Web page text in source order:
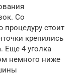
Со
стоит
крепились
Еще 4 уголка
немного ниже